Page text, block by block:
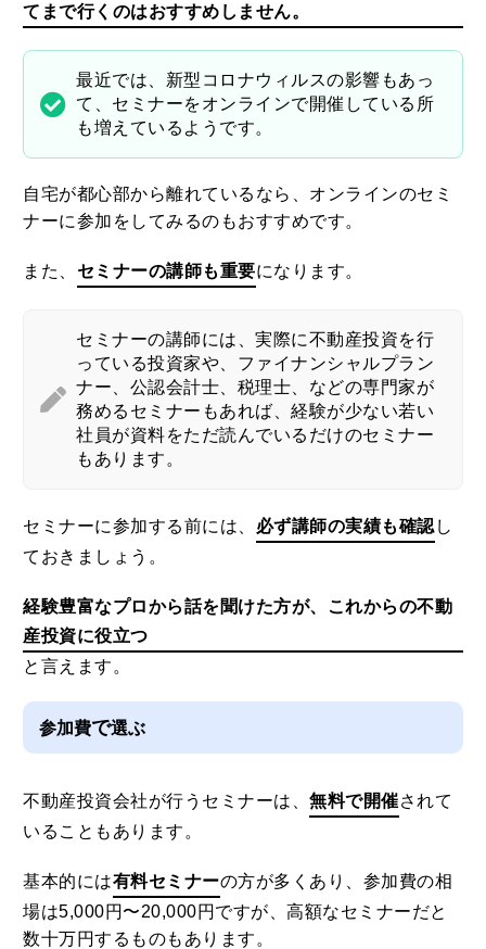
てまで行くのはおすすめしません。
最近では、新型コロナウィルスの影響もあっ
て、セミナーをオンラインで開催している所
も増えているようです。
自宅が都心部から離れているなら、オンラインのセミ
ナーに参加をしてみるのもおすすめです。
また、 セミナーの講師も重要になります。
セミナーの講師には、実際に不動産投資を行
っている投資家や、ファイナンシャルプラン
ナー、公認会計士、税理士、などの専門家が
務めるセミナーもあれば、経験が少ない若い
社員が資料をただ読んでいるだけのセミナー
もあります。
セミナーに参加する前には、 必ず講師の実績も確認 し
ておきましょう。
経験豊富なプロから話を聞けた方が、これからの不動
産投資に役立つ
と言えます。
参加費で選ぶ
不動産投資会社が行うセミナーは、無料で開催されて
いることもあります。
基本的には有料セミナーの方が多くあり、参加費の相
場は5,000円〜20,000円ですが、高額なセミナーだと
数十万円するものもあります。